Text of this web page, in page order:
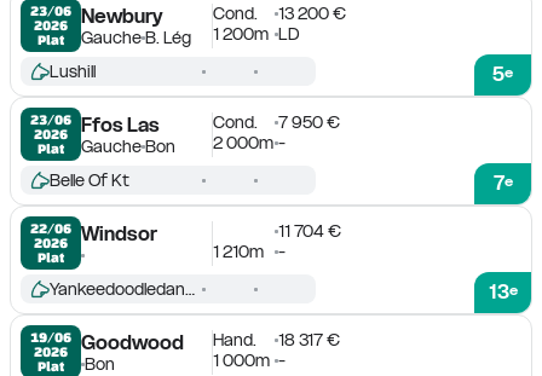
23/06
2026
Plat
Newbury
GaucheB. Lég
Cond.
13 200 €
1 200m LD
5e
Lushill
23/06
2026
Plat
Ffos Las
GaucheBon
Cond.
7 950 €
2 000m -
7e
Belle Of Kt
22/06
2026
Plat
Windsor
11 704 €
1 210m
-
13e
Yankeedoodledandy
19/06
2026
Plat
Goodwood
Bon
Hand.
18 317 €
1 000m -